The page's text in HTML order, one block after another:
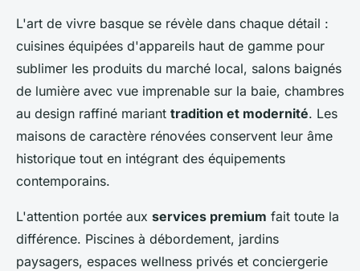
L'art de vivre basque se révèle dans chaque détail :
cuisines équipées d'appareils haut de gamme pour
sublimer les produits du marché local, salons baignés
de lumière avec vue imprenable sur la baie, chambres
au design raffiné mariant tradition et modernité. Les
maisons de caractère rénovées conservent leur âme
historique tout en intégrant des équipements
contemporains.
L'attention portée aux services premium fait toute la
différence. Piscines à débordement, jardins
paysagers, espaces wellness privés et conciergerie